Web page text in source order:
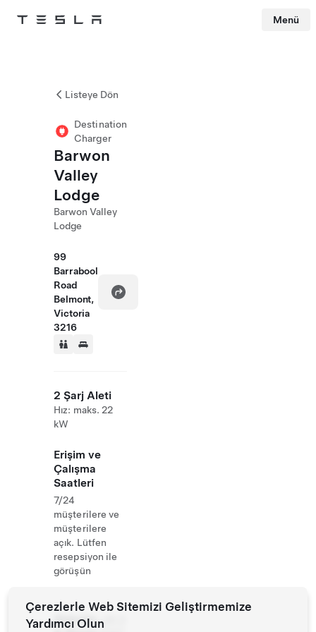
Tesla Menü
Listeye Dön
Destination
Charger
Barwon
Valley
Lodge
Barwon Valley
Lodge
99
Barrabool
Road
Belmont,
Victoria
3216
2 Şarj Aleti
Hız: maks. 22
kW
Erişim ve
Çalışma
Saatleri
7/24
müşterilere ve
müşterilere
açık. Lütfen
resepsiyon ile
görüşün
Website +61 3
Çerezlerle Web Sitemizi Geliştirmemize
Yardımcı Olun